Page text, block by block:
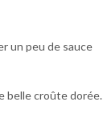
un peu de sauce
belle croûte dorée.